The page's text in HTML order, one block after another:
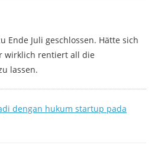
Ende Juli geschlossen. Hätte sich
wirklich rentiert all die
lassen.
dengan hukum startup pada